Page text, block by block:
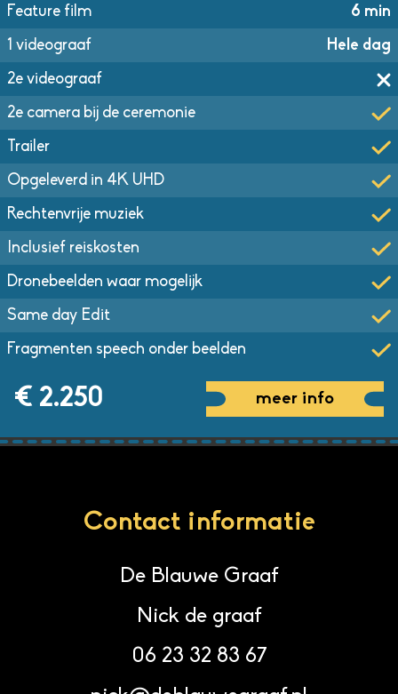
Feature film
6 min
1 videograaf
Hele dag
2e videograaf
2e camera bij de ceremonie
Trailer
Opgeleverd in 4K UHD
Rechtenvrije muziek
Inclusief reiskosten
Dronebeelden waar mogelijk
Same day Edit
Fragmenten speech onder beelden
€ 2.250 meer info
Contact informatie
De Blauwe Graaf
Nick de graaf
06 23 32 83 67